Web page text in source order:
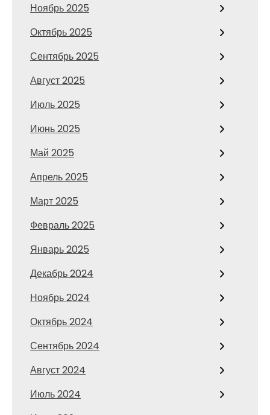
Ноябрь 2025
Октябрь 2025
Сентябрь 2025
Август 2025
Июль 2025
Июнь 2025
Май 2025
Апрель 2025
Март 2025
Февраль 2025
Январь 2025
Декабрь 2024
Ноябрь 2024
Октябрь 2024
Сентябрь 2024
Август 2024
Июль 2024